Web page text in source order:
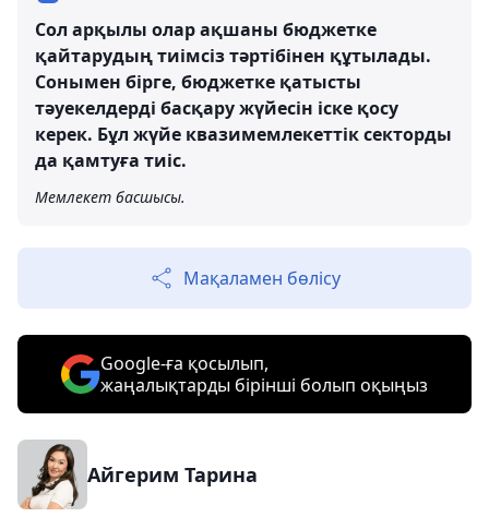
Сол арқылы олар ақшаны бюджетке
қайтарудың тиімсіз тәртібінен құтылады.
Сонымен бірге, бюджетке қатысты
тәуекелдерді басқару жүйесін іске қосу
керек. Бұл жүйе квазимемлекеттік секторды
да қамтуға тиіс.
Мемлекет басшысы.
Мақаламен бөлісу
Google-ға қосылып,
жаңалықтарды бірінші болып оқыңыз
Айгерим Тарина